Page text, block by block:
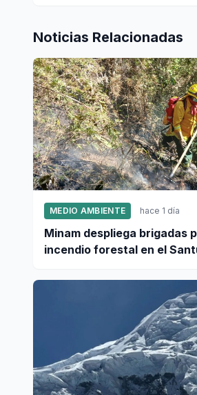
Noticias Relacionadas
MEDIO AMBIENTE hace 1 día
Minam despliega brigadas
incendio forestal en el